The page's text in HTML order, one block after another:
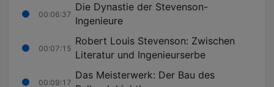
00:06:37
Die Dynastie der Stevenson-
Ingenieure
00:07:15
Robert Louis Stevenson: Zwischen
Literatur und Ingenieurserbe
00:09:17
Das Meisterwerk: Der Bau des